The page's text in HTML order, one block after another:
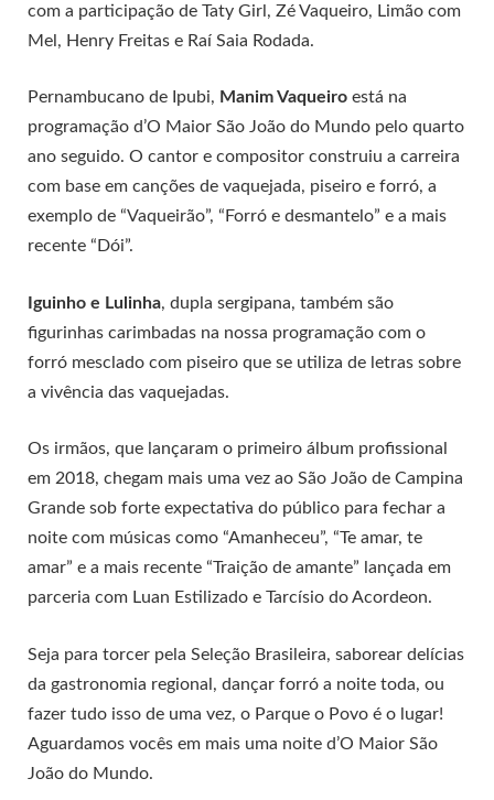
com a participação de Taty Girl, Zé Vaqueiro, Limão com
Mel, Henry Freitas e Raí Saia Rodada.
Pernambucano de Ipubi, Manim Vaqueiro está na
programação d’O Maior São João do Mundo pelo quarto
ano seguido. O cantor e compositor construiu a carreira
com base em canções de vaquejada, piseiro e forró, a
exemplo de “Vaqueirão”, “Forró e desmantelo” e a mais
recente “Dói”.
Iguinho e Lulinha, dupla sergipana, também são
figurinhas carimbadas na nossa programação com o
forró mesclado com piseiro que se utiliza de letras sobre
a vivência das vaquejadas.
Os irmãos, que lançaram o primeiro álbum profissional
em 2018, chegam mais uma vez ao São João de Campina
Grande sob forte expectativa do público para fechar a
noite com músicas como “Amanheceu”, “Te amar, te
amar” e a mais recente “Traição de amante” lançada em
parceria com Luan Estilizado e Tarcísio do Acordeon.
Seja para torcer pela Seleção Brasileira, saborear delícias
da gastronomia regional, dançar forró a noite toda, ou
fazer tudo isso de uma vez, o Parque o Povo é o lugar!
Aguardamos vocês em mais uma noite d’O Maior São
João do Mundo.